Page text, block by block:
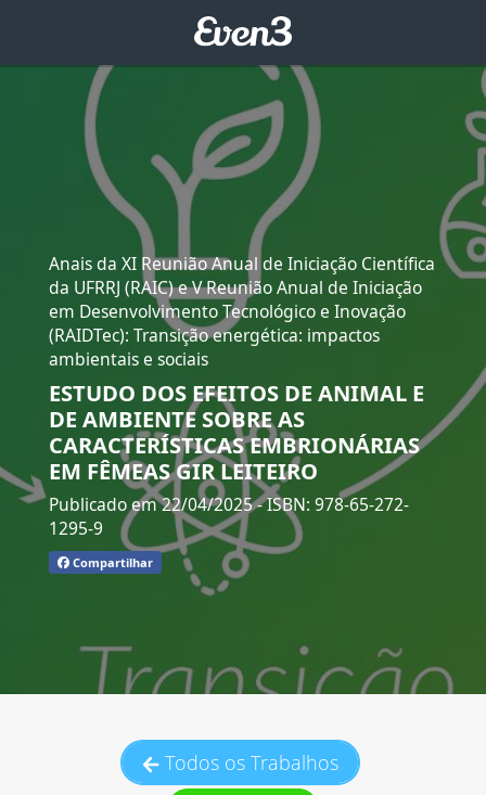
Anais da XI Reunião Anual de Iniciação Científica
da UFRRJ (RAIC) e V Reunião Anual de Iniciação
em Desenvolvimento Tecnológico e Inovação
(RAIDTec): Transição energética: impactos
ambientais e sociais
ESTUDO DOS EFEITOS DE ANIMAL E
DE AMBIENTE SOBRE AS
CARACTERÍSTICAS EMBRIONÁRIAS
EM FÊMEAS GIR LEITEIRO
Publicado em 22/04/2025- ISBN: 978-65-272-
1295-9
Compartilhar
Todos os Trabalhos